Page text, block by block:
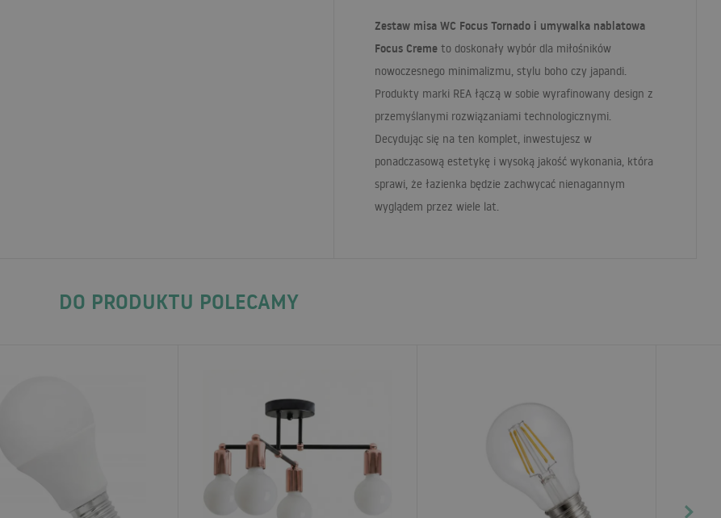
Zestaw misa WC Focus Tornado i umywalka nablatowa
Focus Creme to doskonały wybór dla miłośników
nowoczesnego minimalizmu, stylu boho czy japandi.
Produkty marki REA łączą w sobie wyrafinowany design z
przemyślanymi rozwiązaniami technologicznymi.
Decydując się na ten komplet, inwestujesz w
ponadczasową estetykę i wysoką jakość wykonania, która
sprawi, że łazienka będzie zachwycać nienagannym
wyglądem przez wiele lat.
DO PRODUKTU POLECAMY